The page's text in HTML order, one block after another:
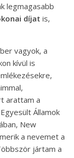
legmagasabb
díjat is,
vagyok, a
kívül is
arattam a
Államok
New
a nevemet a
jártam a